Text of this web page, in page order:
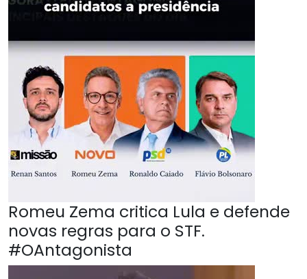
Romeu Zema critica Lula e defende
novas regras para o STF.
#OAntagonista